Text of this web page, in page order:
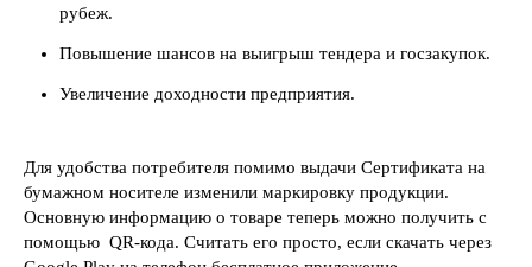
рубеж.
Повышение шансов на выигрыш тендера и госзакупок.
Увеличение доходности предприятия.
Для удобства потребителя помимо выдачи Сертификата на
бумажном носителе изменили маркировку продукции.
Основную информацию о товаре теперь можно получить с
помощью QR-кода. Считать его просто, если скачать через